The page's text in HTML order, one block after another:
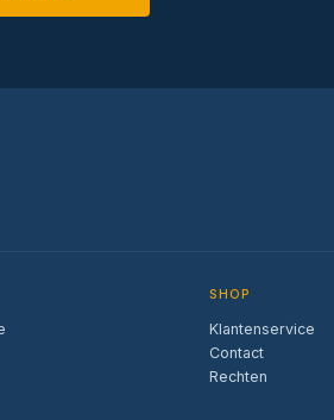
SHOP
Klantenservice
Contact
Rechten